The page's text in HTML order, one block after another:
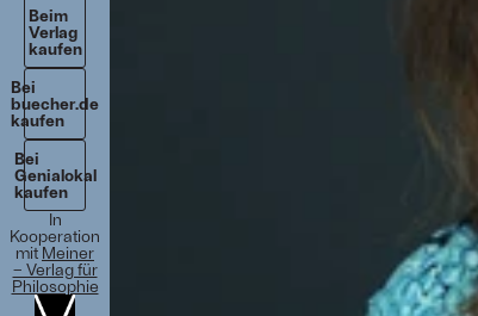
Beim
Verlag
kaufen
Bei
buecher.de
kaufen
Bei
Genialokal
kaufen
In
Kooperation
mitMeiner
– Verlag für
Philosophie